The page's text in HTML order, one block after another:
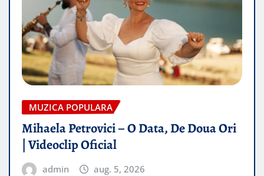
MUZICA POPULARA
Mihaela Petrovici – O Data, De Doua Ori
| Videoclip Oficial
admin aug. 5, 2026